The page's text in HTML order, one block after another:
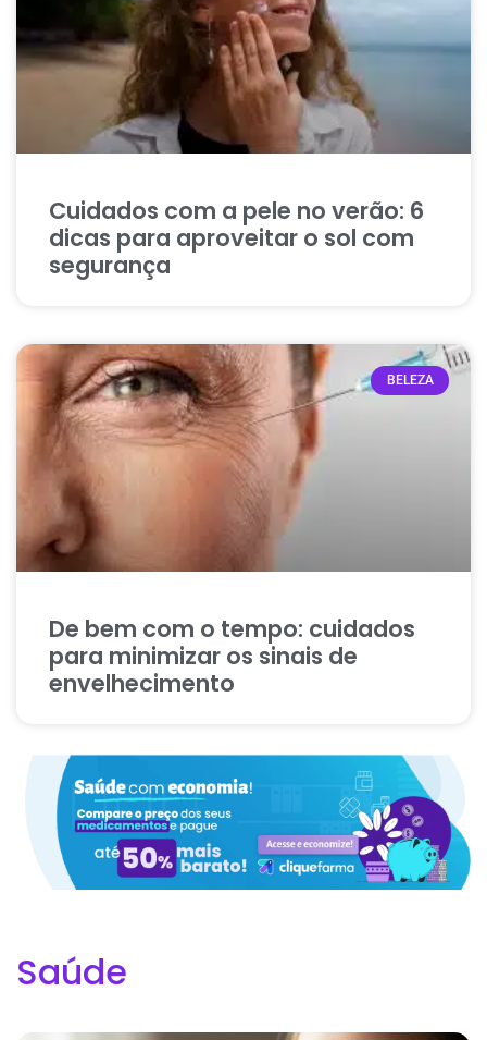
Cuidados com a pele no verão: 6
dicas para aproveitar o sol com
segurança
BELEZA
De bem com o tempo: cuidados
para minimizar os sinais de
envelhecimento
Saúde